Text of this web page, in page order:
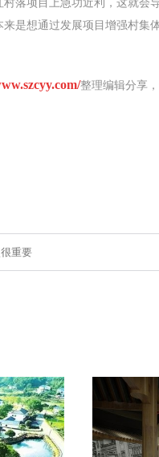
落项目上急功近利，这就
是想通过发展项目增强村
整理编辑分享
重要